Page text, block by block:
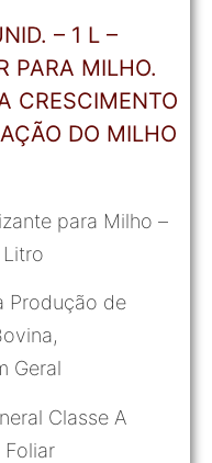
– 1 L –
PARA MILHO.
CRESCIMENTO
DO MILHO
para Milho –
Litro
Produção de
Geral
Classe A
Foliar